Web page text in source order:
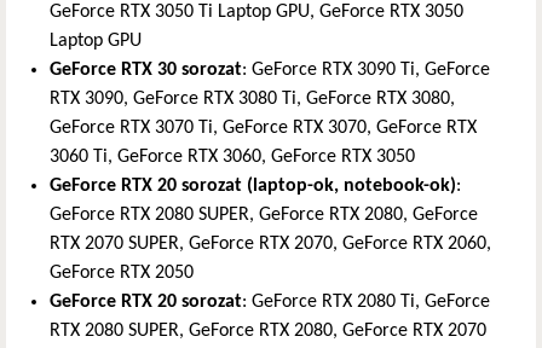
GeForce RTX 3050 Ti Laptop GPU, GeForce RTX 3050
Laptop GPU
GeForce RTX 30 sorozat: GeForce RTX 3090 Ti, GeForce
RTX 3090, GeForce RTX 3080 Ti, GeForce RTX 3080,
GeForce RTX 3070 Ti, GeForce RTX 3070, GeForce RTX
3060 Ti, GeForce RTX 3060, GeForce RTX 3050
GeForce RTX 20 sorozat (laptop-ok, notebook-ok):
GeForce RTX 2080 SUPER, GeForce RTX 2080, GeForce
RTX 2070 SUPER, GeForce RTX 2070, GeForce RTX 2060,
GeForce RTX 2050
GeForce RTX 20 sorozat: GeForce RTX 2080 Ti, GeForce
RTX 2080 SUPER, GeForce RTX 2080, GeForce RTX 2070